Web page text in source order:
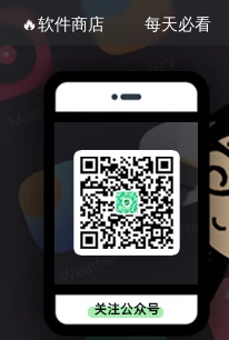
🔥软件商店 每天必看